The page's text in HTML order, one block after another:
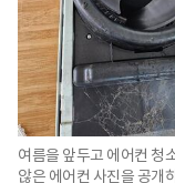
여름을 앞두고 에어컨 청
않은 에어컨 사진을 공개